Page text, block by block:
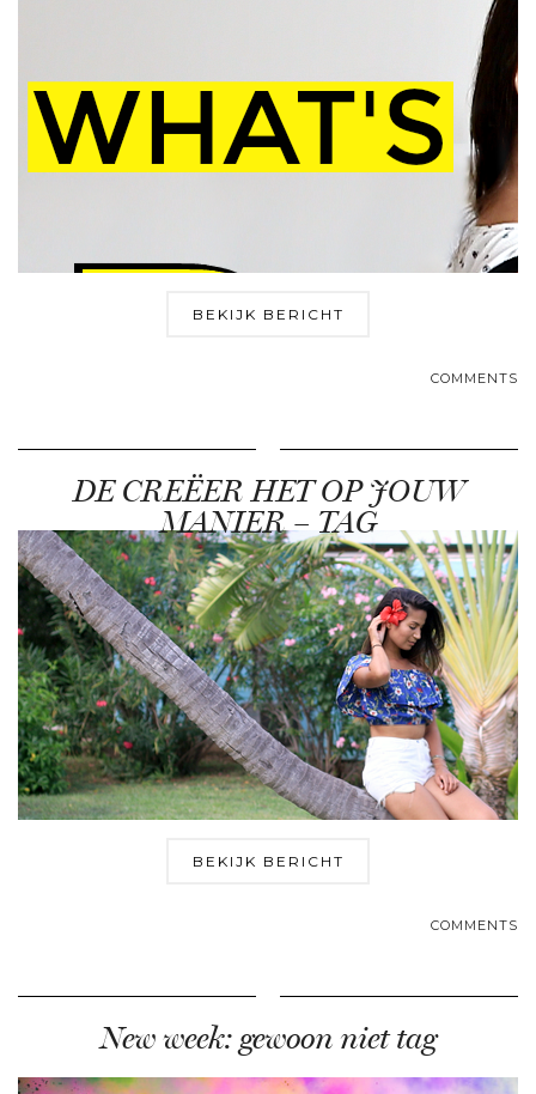
BEKIJK BERICHT
COMMENTS
DE CREËER HET OP JOUW
MANIER – TAG
BEKIJK BERICHT
COMMENTS
New week: gewoon niet tag